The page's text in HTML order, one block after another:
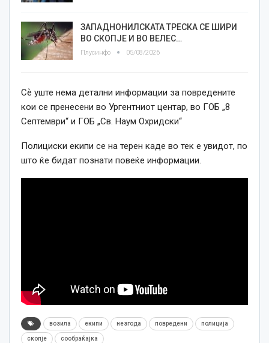
ЗАПАДНОНИЛСКАТА ТРЕСКА СЕ ШИРИ
ВО СКОПЈЕ И ВО ВЕЛЕС…
Плусинфо 05/08/2026
Сѐ уште нема детални информации за повредените
кои се пренесени во Ургентниот центар, во ГОБ „8
Септември“ и ГОБ „Св. Наум Охридски“
Полициски екипи се на терен каде во тек е увидот, по
што ќе бидат познати повеќе информации.
возила екипи незгода повредени полиција
скопје сообраќајка